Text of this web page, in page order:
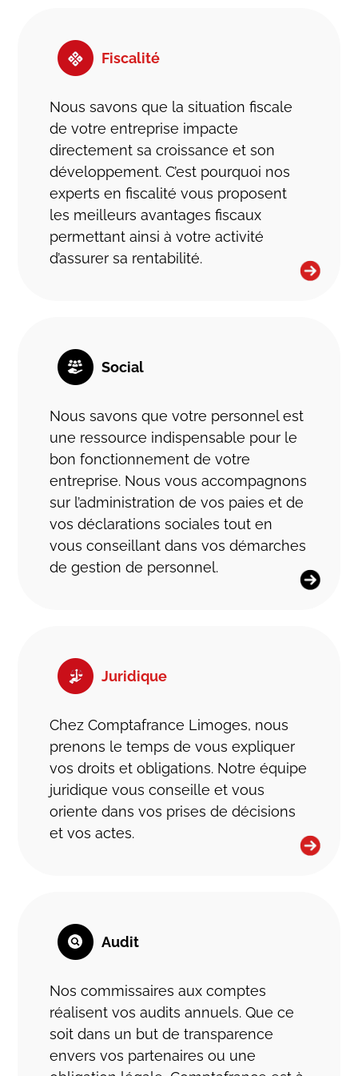
Au total, près de 700 dossiers pour le
compte de 600 clients.
Fiscalité
Nous savons que la situation fiscale
de votre entreprise impacte
directement sa croissance et son
développement. C’est pourquoi nos
experts en fiscalité vous proposent
les meilleurs avantages fiscaux
permettant ainsi à votre activité
d’assurer sa rentabilité.
Social
Nous savons que votre personnel est
une ressource indispensable pour le
bon fonctionnement de votre
entreprise. Nous vous accompagnons
sur l’administration de vos paies et de
vos déclarations sociales tout en
vous conseillant dans vos démarches
de gestion de personnel.
Juridique
Chez Comptafrance Limoges, nous
prenons le temps de vous expliquer
vos droits et obligations. Notre équipe
juridique vous conseille et vous
oriente dans vos prises de décisions
et vos actes.
Audit
Nos commissaires aux comptes
réalisent vos audits annuels. Que ce
soit dans un but de transparence
envers vos partenaires ou une